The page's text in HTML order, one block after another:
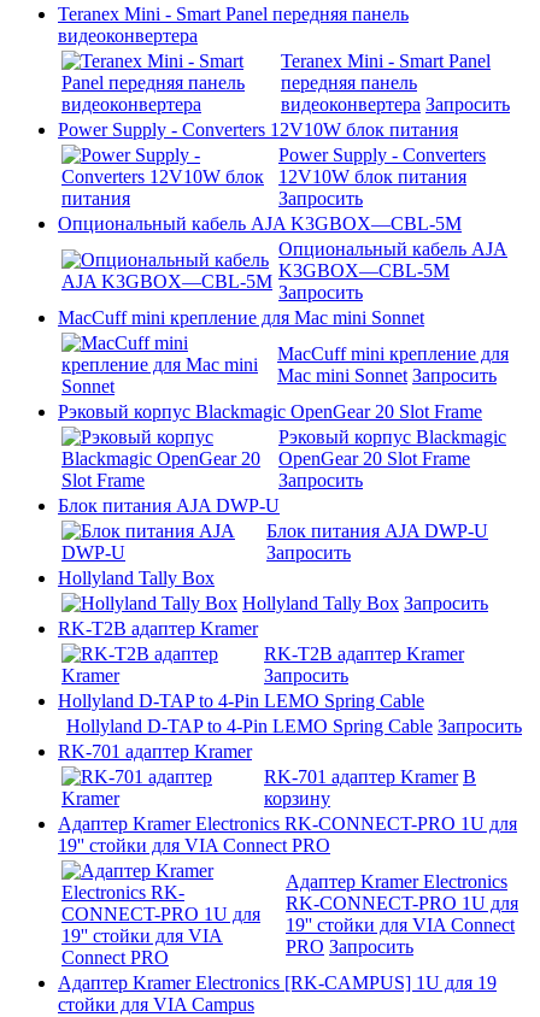
Teranex Mini - Smart Panel передняя панель
видеоконвертера
Teranex Mini - Smart Panel
передняя панель
видеоконвертера Запросить
Power Supply - Converters 12V10W блок питания
Power Supply - Converters
12V10W блок питания
Запросить
Опциональный кабель AJA K3GBOX—CBL-5M
Опциональный кабель AJA
K3GBOX—CBL-5M
Запросить
MacCuff mini крепление для Mac mini Sonnet
MacCuff mini крепление для
Mac mini Sonnet Запросить
Рэковый корпус Blackmagic OpenGear 20 Slot Frame
Рэковый корпус Blackmagic
OpenGear 20 Slot Frame
Запросить
Блок питания AJA DWP-U
Блок питания AJA DWP-U
Запросить
Hollyland Tally Box
Hollyland Tally Box Запросить
RK-T2B адаптер Kramer
RK-T2B адаптер Kramer
Запросить
Hollyland D-TAP to 4-Pin LEMO Spring Cable
Hollyland D-TAP to 4-Pin LEMO Spring Cable Запросить
RK-701 адаптер Kramer
RK-701 адаптер Kramer В
корзину
Адаптер Kramer Electronics RK-CONNECT-PRO 1U для
19'' стойки для VIA Connect PRO
Адаптер Kramer Electronics
RK-CONNECT-PRO 1U для
19'' стойки для VIA Connect
PRO Запросить
Адаптер Kramer Electronics [RK-CAMPUS] 1U для 19
стойки для VIA Campus